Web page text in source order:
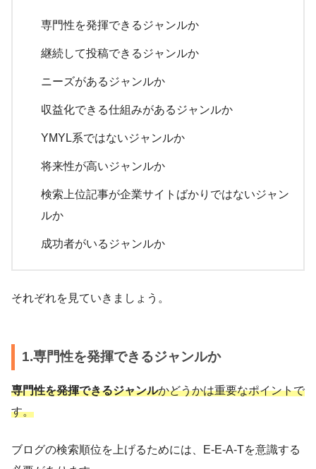
専門性を発揮できるジャンルか
継続して投稿できるジャンルか
ニーズがあるジャンルか
収益化できる仕組みがあるジャンルか
YMYL系ではないジャンルか
将来性が高いジャンルか
検索上位記事が企業サイトばかりではないジャン
ルか
成功者がいるジャンルか
それぞれを見ていきましょう。
1.専門性を発揮できるジャンルか
専門性を発揮できるジャンルかどうかは重要なポイントで
す。
ブログの検索順位を上げるためには、E-E-A-Tを意識する